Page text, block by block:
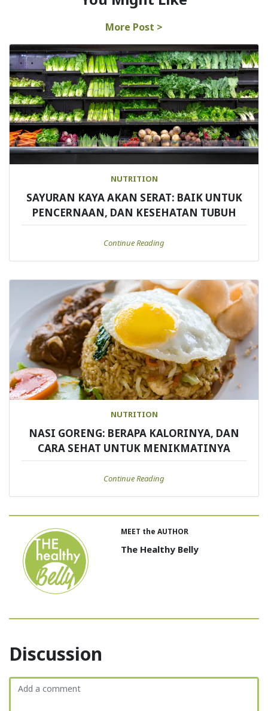
More Post >
NUTRITION
SAYURAN KAYA AKAN SERAT: BAIK UNTUK
PENCERNAAN, DAN KESEHATAN TUBUH
Continue Reading
NUTRITION
NASI GORENG: BERAPA KALORINYA, DAN
CARA SEHAT UNTUK MENIKMATINYA
Continue Reading
MEET the AUTHOR
The Healthy Belly
Discussion